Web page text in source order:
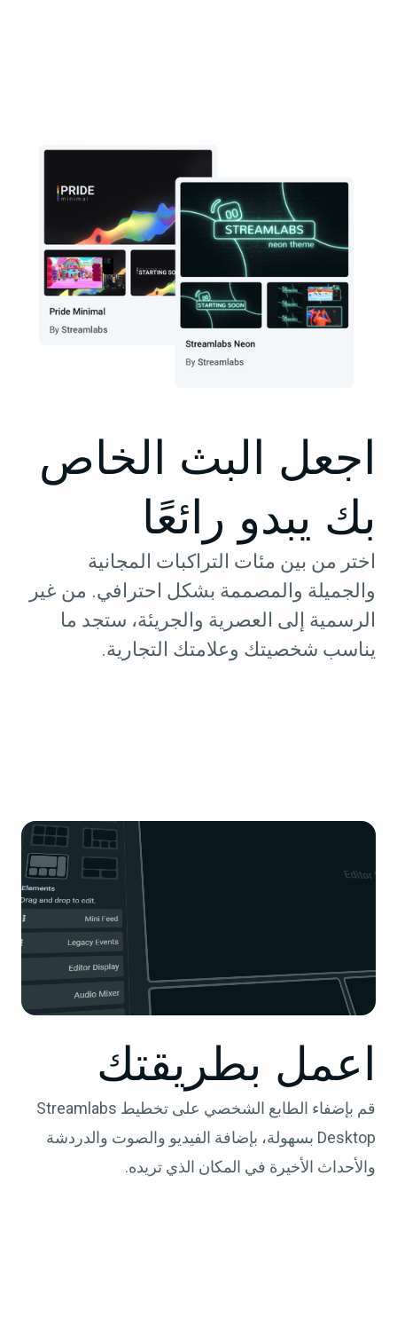
اجعل البث الخاص
بك يبدو رائعًا
اختر من بين مئات التراكبات المجانية
والجميلة والمصممة بشكل احترافي. من غير
الرسمية إلى العصرية والجريئة، ستجد ما
يناسب شخصيتك وعلامتك التجارية.
اعمل بطريقتك
قم بإضفاء الطابع الشخصي على تخطيط Streamlabs
Desktop بسهولة، بإضافة الفيديو والصوت والدردشة
والأحداث الأخيرة في المكان الذي تريده.